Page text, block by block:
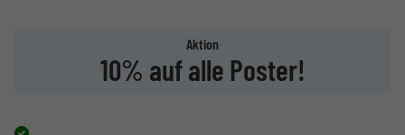
Aktion
10% auf alle Poster!